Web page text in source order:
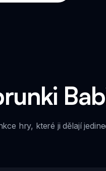
hry, které ji dělají